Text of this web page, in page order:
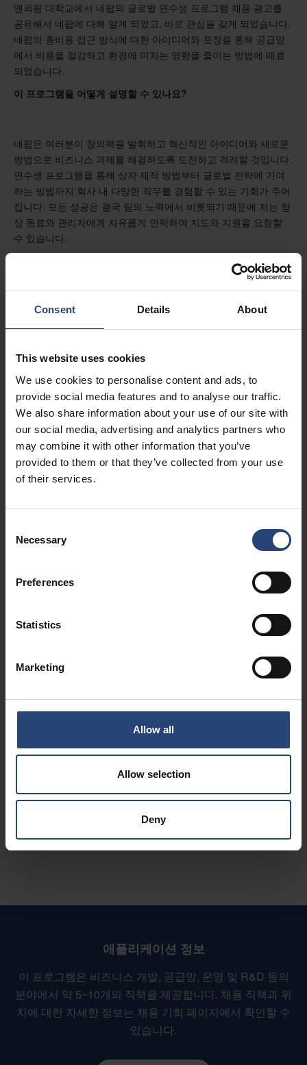
Consent Details About
This website uses cookies
We use cookies to personalise content and ads, to
provide social media features and to analyse our traffic.
We also share information about your use of our site with
our social media, advertising and analytics partners who
may combine it with other information that you’ve
provided to them or that they’ve collected from your use
of their services.
Selection
Necessary
Preferences
Statistics
Marketing
Allow all
Allow selection
Deny
옌쾨핑 대학교에서 네팝의 글로벌 연수생 프로그램 채용 광고를
공유해서 네팝에 대해 알게 되었고, 바로 관심을 갖게 되었습니다.
네팝의 총비용 접근 방식에 대한 아이디어와 포장을 통해 공급망
에서 비용을 절감하고 환경에 미치는 영향을 줄이는 방법에 매료
되었습니다.
이 프로그램을 어떻게 설명할 수 있나요?
네팝은 여러분이 창의력을 발휘하고 혁신적인 아이디어와 새로운
방법으로 비즈니스 과제를 해결하도록 도전하고 격려할 것입니다.
연수생 프로그램을 통해 상자 제작 방법부터 글로벌 전략에 기여
하는 방법까지 회사 내 다양한 직무를 경험할 수 있는 기회가 주어
집니다. 모든 성공은 결국 팀의 노력에서 비롯되기 때문에 저는 항
상 동료와 관리자에게 자유롭게 연락하여 지도와 지원을 요청할
수 있습니다.
프로그램의 하이라이트는 무엇인가요?
우시에서 열린 네팝의 사내 교육에 참여한 것이었습니다. 낮에는
노래를 부르는 등 매우 집중적인 교육이었습니다. 이 연수를 통해
저희 제품과 서비스에 대해 배울 것이 얼마나 많은지 눈을 뜨게 되
었습니다. 또한 트레이너 및 다른 동료들과 소중한 글로벌 네트워
크를 형성할 수 있었습니다.
네팝에서 일하는 것을 어떻게 설명하시겠어요?
저는 전 세계에 흩어져 있는 현지 팀과 함께 일하는 것을 좋아합니
다. 아시아, 유럽, 아메리카의 동료들과 매일 연락하며 도전적인 프
계의 뛰어난 인재들, 흥미로운 고객들과 함께 글로벌 환경에서 일
네팝의 관리자들은 여러분에게 권한을 부여하고 안전지대를 벗어
난 프로젝트에 대한 책임을 부여할 것입니다. 도전적인 프로젝트
한 전문 지식과 전 세계의 모든 수준의 이해관계자들과 소통하는
방법을 빠르게 개발할 수 있었습니다. 뿐만 아니라 귀중한 리더십
에 필수적인 요소입니다.
추진력과 의욕이 넘치고 호기심이 많은 분이라면 연수생 프로그램
을 통해 네팝 그룹에서 즐거운 커리어를 시작할 수 있습니다.
애플리케이션 정보
이 프로그램은 비즈니스 개발, 공급망, 운영 및 R&D 등의
분야에서 약 5~10개의 직책을 제공합니다. 채용 직책과 위
치에 대한 자세한 정보는 채용 기회 페이지에서 확인할 수
있습니다.